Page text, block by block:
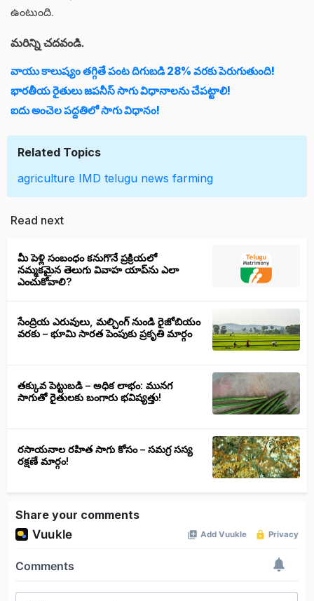
ఉంటుంది.
మరిన్ని చదవండి.
వాయు కాలుష్యం తగ్గితే పంట దిగుబడి 28% వరకు పెరుగుతుంది!
భారతీయ రైతులు జపనీస్ సాగు విధానాలను చేపట్టాలి!
ఐదు అంచెల పద్దతిలో సాగు విధానం!
Related Topics
agriculture IMD telugu news farming
Read next
మీ పెళ్లి సంబంధం కనుగొనే ప్రక్రియలో
నమ్మకమైన తెలుగు వివాహ యాప్‌ను ఎలా
ఎంచుకోవాలి?
సేంద్రియ ఎరువులు, మల్చింగ్ నుండి రైజోబియం
వరకు – భూమి సారత పెంపుకు ప్రకృతి మార్గం
తక్కువ పెట్టుబడి – అధిక లాభం: మునగ
సాగుతో రైతులకు బంగారు భవిష్యత్తు!
రసాయనాల రహిత సాగు కోసం – సమగ్ర సస్య
రక్షణే మార్గం!
Share your comments